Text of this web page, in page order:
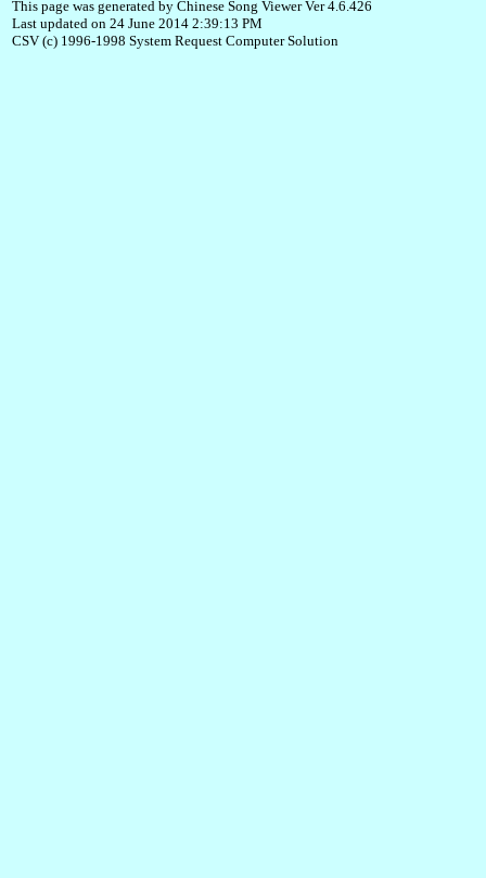
This page was generated by Chinese Song Viewer Ver 4.6.426
Last updated on 24 June 2014 2:39:13 PM
CSV (c) 1996-1998 System Request Computer Solution